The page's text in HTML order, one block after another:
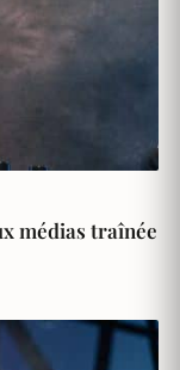
médias traînée